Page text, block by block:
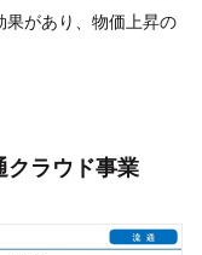
果があり、物価上昇の
ラウド事業